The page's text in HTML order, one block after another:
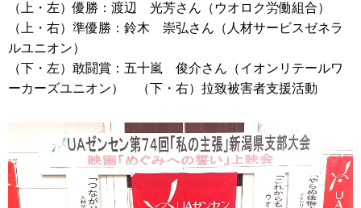
（上・左）優勝：渡辺 光芳さん（ウオロク労働組合）
（上・右）準優勝：鈴木 崇弘さん（人材サービスゼネラ
ルユニオン）
（下・左）敢闘賞：五十嵐 俊介さん（イオンリテールワ
ーカーズユニオン） （下・右）拉致被害者支援活動